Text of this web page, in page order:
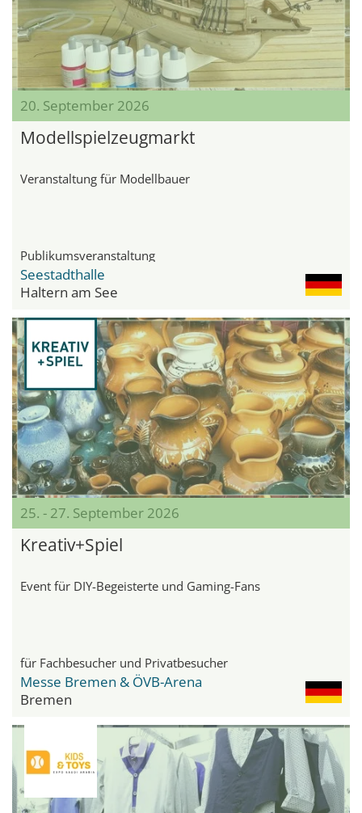
20. September 2026
Modellspielzeugmarkt
Veranstaltung für Modellbauer
Publikumsveranstaltung
Seestadthalle
Haltern am See
25. - 27. September 2026
Kreativ+Spiel
Event für DIY-Begeisterte und Gaming-Fans
für Fachbesucher und Privatbesucher
Messe Bremen & ÖVB-Arena
Bremen